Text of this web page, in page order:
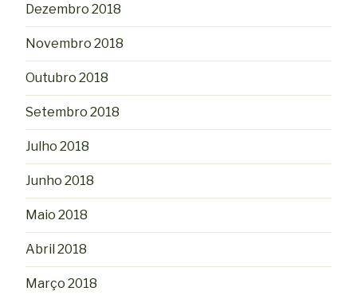
Dezembro 2018
Novembro 2018
Outubro 2018
Setembro 2018
Julho 2018
Junho 2018
Maio 2018
Abril 2018
Março 2018